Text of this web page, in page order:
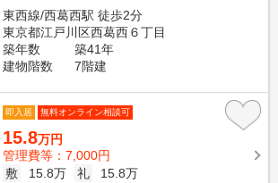
東西線/西葛西駅 徒歩2分
東京都江戸川区西葛西６丁目
築年数
築41年
建物階数
7階建
即入居 無料オンライン相談可
15.8万円
管理費等：7,000円
敷
15.8万 礼
15.8万